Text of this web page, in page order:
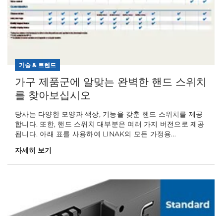
기술 & 트렌드
가구 제품군에 알맞는 완벽한 핸드 스위치
를 찾아보십시오
당사는 다양한 모양과 색상, 기능을 갖춘 핸드 스위치를 제공
합니다. 또한, 핸드 스위치 대부분은 여러 가지 버전으로 제공
됩니다. 아래 표를 사용하여 LINAK의 모든 가정용...
자세히 보기